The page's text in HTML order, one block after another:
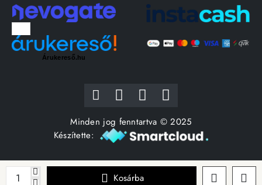
Kosárba
Árukereső.hu
Minden jog fenntartva © 2025
Készítette: